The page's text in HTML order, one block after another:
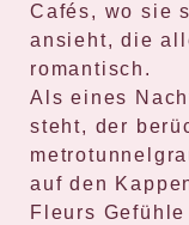
Cafés, wo sie
ansieht, die
romantisch.
Als eines
steht, der
auf den
Fleurs